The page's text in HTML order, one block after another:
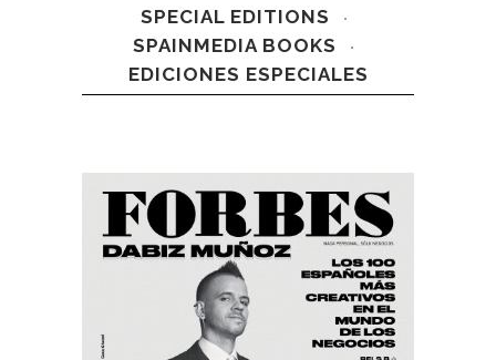
SPECIAL EDITIONS
SPAINMEDIA BOOKS
EDICIONES ESPECIALES